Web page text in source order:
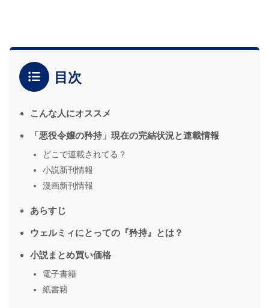
目次
こんな人にオススメ
「悪役令嬢の矜持」現在の完結状況と連載情報
どこで連載されてる？
小説新刊情報
漫画新刊情報
あらすじ
ウェルミィにとっての『矜持』とは？
小説まとめ買い価格
電子書籍
紙書籍